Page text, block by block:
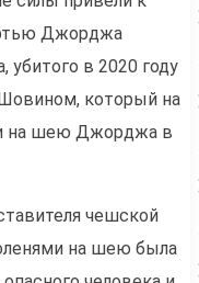
Джорджа
убитого в 2020 году
который на
на шею Джорджа в
чешской
на шею была